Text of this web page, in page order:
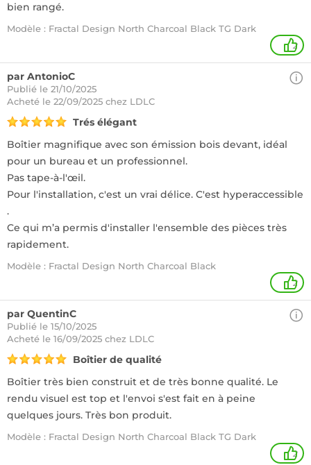
bien rangé.
Modèle : Fractal Design North Charcoal Black TG Dark
2
par AntonioC
Publié le 21/10/2025
Acheté le 22/09/2025 chez LDLC
Trés élégant
Boîtier magnifique avec son émission bois devant, idéal
pour un bureau et un professionnel.
Pas tape-à-l'œil.
Pour l'installation, c'est un vrai délice. C'est hyperaccessible
.
Ce qui m’a permis d'installer l'ensemble des pièces très
rapidement.
Modèle : Fractal Design North Charcoal Black
2
par QuentinC
Publié le 15/10/2025
Acheté le 16/09/2025 chez LDLC
Boîtier de qualité
Boîtier très bien construit et de très bonne qualité. Le
rendu visuel est top et l'envoi s'est fait en à peine
quelques jours. Très bon produit.
Modèle : Fractal Design North Charcoal Black TG Dark
2